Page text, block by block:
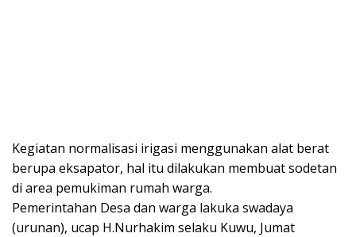
Kegiatan normalisasi irigasi menggunakan alat berat
berupa eksapator, hal itu dilakukan membuat sodetan
di area pemukiman rumah warga.
Pemerintahan Desa dan warga lakuka swadaya
(urunan), ucap H.Nurhakim selaku Kuwu, Jumat